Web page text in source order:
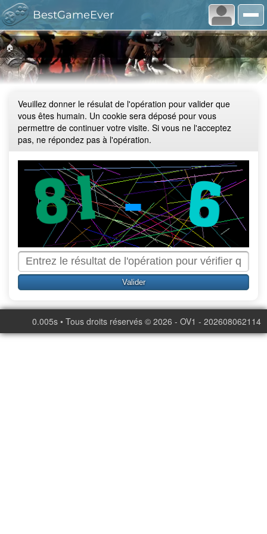
BestGameEver
🏠
Veuillez donner le résulat de l'opération pour valider que
vous êtes humain. Un cookie sera déposé pour vous
permettre de continuer votre visite. Si vous ne l'acceptez
pas, ne répondez pas à l'opération.
0.005s • Tous droits réservés © 2026 - OV1 - 202608062114